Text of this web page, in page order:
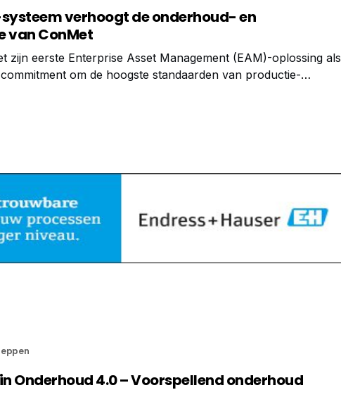
verhoogt de onderhoud- en
ConMet
zijn eerste Enterprise Asset Management (EAM)-oplossing als
om de hoogste standaarden van productie-
oorspronkelijke EAM-platform werd gebruikt voor taken zoals
Onderhoud 4.0 – Voorspellend onderhoud